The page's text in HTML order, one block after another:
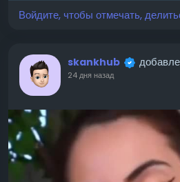
Войдите, чтобы отмечать,
skankhub
24 дня назад